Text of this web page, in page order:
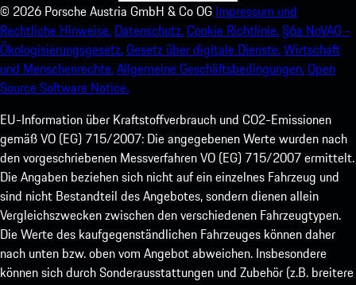
© 2026 Porsche Austria GmbH & Co OG Impressum und
Rechtliche Hinweise. Datenschutz.Cookie Richtlinie.§6a NoVAG -
Ökologisierungsgesetz.Gesetz über digitale Dienste.Wirtschaft
und Menschenrechte.Allgemeine Geschäftsbedingungen.Open
Source Software Notice.
EU-Information über Kraftstoffverbrauch und CO2-Emissionen
gemäß VO (EG) 715/2007: Die angegebenen Werte wurden nach
den vorgeschriebenen Messverfahren VO (EG) 715/2007 ermittelt.
Die Angaben beziehen sich nicht auf ein einzelnes Fahrzeug und
sind nicht Bestandteil des Angebotes, sondern dienen allein
Vergleichszwecken zwischen den verschiedenen Fahrzeugtypen.
Die Werte des kaufgegenständlichen Fahrzeuges können daher
nach unten bzw. oben vom Angebot abweichen. Insbesondere
können sich durch Sonderausstattungen und Zubehör (z.B. breitere